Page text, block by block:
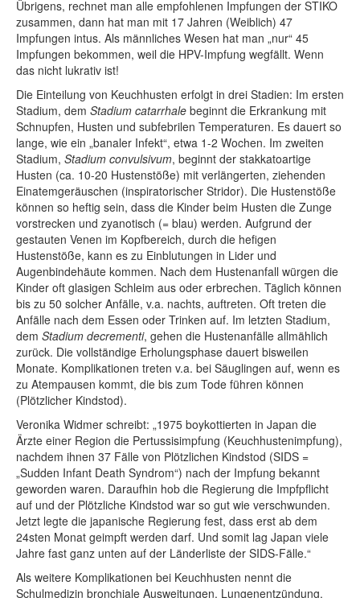
Übrigens, rechnet man alle empfohlenen Impfungen der STIKO
zusammen, dann hat man mit 17 Jahren (Weiblich) 47
Impfungen intus. Als männliches Wesen hat man „nur“ 45
Impfungen bekommen, weil die HPV-Impfung wegfällt. Wenn
das nicht lukrativ ist!
Die Einteilung von Keuchhusten erfolgt in drei Stadien: Im ersten
Stadium, dem Stadium catarrhale beginnt die Erkrankung mit
Schnupfen, Husten und subfebrilen Temperaturen. Es dauert so
lange, wie ein „banaler Infekt“, etwa 1-2 Wochen. Im zweiten
Stadium, Stadium convulsivum, beginnt der stakkatoartige
Husten (ca. 10-20 Hustenstöße) mit verlängerten, ziehenden
Einatemgeräuschen (inspiratorischer Stridor). Die Hustenstöße
können so heftig sein, dass die Kinder beim Husten die Zunge
vorstrecken und zyanotisch (= blau) werden. Aufgrund der
gestauten Venen im Kopfbereich, durch die hefigen
Hustenstöße, kann es zu Einblutungen in Lider und
Augenbindehäute kommen. Nach dem Hustenanfall würgen die
Kinder oft glasigen Schleim aus oder erbrechen. Täglich können
bis zu 50 solcher Anfälle, v.a. nachts, auftreten. Oft treten die
Anfälle nach dem Essen oder Trinken auf. Im letzten Stadium,
dem Stadium decrementi, gehen die Hustenanfälle allmählich
zurück. Die vollständige Erholungsphase dauert bisweilen
Monate. Komplikationen treten v.a. bei Säuglingen auf, wenn es
zu Atempausen kommt, die bis zum Tode führen können
(Plötzlicher Kindstod).
Veronika Widmer schreibt: „1975 boykottierten in Japan die
Ärzte einer Region die Pertussisimpfung (Keuchhustenimpfung),
nachdem ihnen 37 Fälle von Plötzlichen Kindstod (SIDS =
„Sudden Infant Death Syndrom“) nach der Impfung bekannt
geworden waren. Daraufhin hob die Regierung die Impfpflicht
auf und der Plötzliche Kindstod war so gut wie verschwunden.
Jetzt legte die japanische Regierung fest, dass erst ab dem
24sten Monat geimpft werden darf. Und somit lag Japan viele
Jahre fast ganz unten auf der Länderliste der SIDS-Fälle.“
Als weitere Komplikationen bei Keuchhusten nennt die
Schulmedizin bronchiale Ausweitungen, Lungenentzündung,